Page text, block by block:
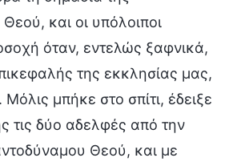
και οι υπόλοιποι
όταν, εντελώς ξαφνικά,
της εκκλησίας μας,
μπήκε στο σπίτι, έδειξε
τις δύο αδελφές από την
Θεού, και με